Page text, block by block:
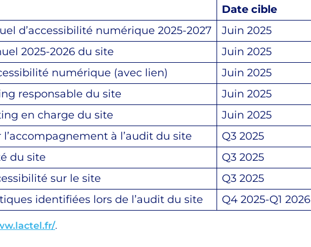
Date cible
d’accessibilité numérique 2025-2027
Juin 2025
2025-2026 du site
Juin 2025
numérique (avec lien)
Juin 2025
responsable du site
Juin 2025
en charge du site
Juin 2025
à l’audit du site
Q3 2025
du site
Q3 2025
sur le site
Q3 2025
identifiées lors de l’audit du site
Q4 2025-Q1 2026
.